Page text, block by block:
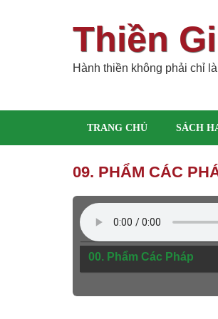
Thiền
Hành thiền không phải chỉ
TRANG CHỦ SÁCH
09. PHẨM CÁC
00. Phẩm Các Pháp